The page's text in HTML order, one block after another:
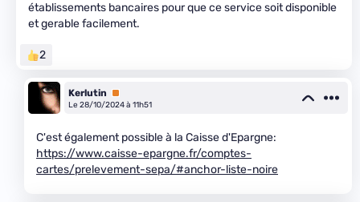
établissements bancaires pour que ce service soit disponible
et gerable facilement.
2
Kerlutin
Premium
Le 28/10/2024 à 11h51
C'est également possible à la Caisse d'Epargne:
https://www.caisse-epargne.fr/comptes-
cartes/prelevement-sepa/#anchor-liste-noire